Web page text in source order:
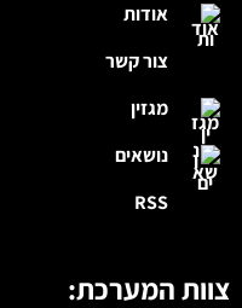
אודות
צור קשר
מגזין
נושאים
RSS
צוות המערכת: